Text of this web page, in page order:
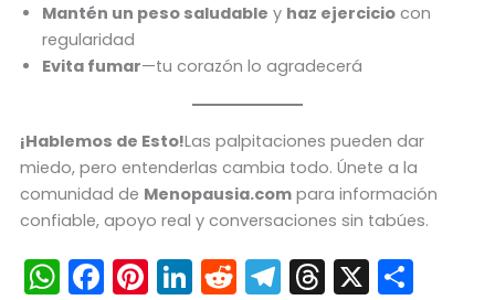
Mantén un peso saludable y haz ejerciciocon
regularidad
Evita fumar—tu corazón lo agradecerá
¡Hablemos de Esto!Las palpitaciones pueden dar
miedo, pero entenderlas cambia todo. Únete a la
comunidad de Menopausia.compara información
confiable, apoyo real y conversaciones sin tabúes.
W F Pi Li R T T X C